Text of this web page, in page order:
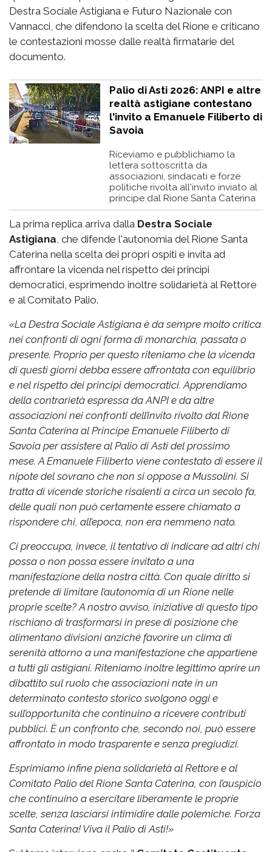
Destra Sociale Astigiana e Futuro Nazionale con
Vannacci, che difendono la scelta del Rione e criticano
le contestazioni mosse dalle realtà firmatarie del
documento.
Palio di Asti 2026: ANPI e altre
realtà astigiane contestano
l'invito a Emanuele Filiberto di
Savoia
Riceviamo e pubblichiamo la
lettera sottoscritta da
associazioni, sindacati e forze
politiche rivolta all'invito inviato al
principe dal Rione Santa Caterina
La prima replica arriva dalla Destra Sociale
Astigiana, che difende l'autonomia del Rione Santa
Caterina nella scelta dei propri ospiti e invita ad
affrontare la vicenda nel rispetto dei principi
democratici, esprimendo inoltre solidarietà al Rettore
e al Comitato Palio.
«La Destra Sociale Astigiana è da sempre molto critica
nei confronti di ogni forma di monarchia, passata o
presente. Proprio per questo riteniamo che la vicenda
di questi giorni debba essere affrontata con equilibrio
e nel rispetto dei principi democratici.Apprendiamo
della contrarietà espressa da ANPI e da altre
associazioni nei confronti dell’invito rivolto dal Rione
Santa Caterina al Principe Emanuele Filiberto di
Savoia per assistere al Palio di Asti del prossimo
mese.A Emanuele Filiberto viene contestato di essere il
nipote del sovrano che non si oppose a Mussolini. Si
tratta di vicende storiche risalenti a circa un secolo fa,
delle quali non può certamente essere chiamato a
rispondere chi, all’epoca, non era nemmeno nato.
Ci preoccupa, invece, il tentativo di indicare ad altri chi
possa o non possa essere invitato a una
manifestazione della nostra città. Con quale diritto si
pretende di limitare l’autonomia di un Rione nelle
proprie scelte?A nostro avviso, iniziative di questo tipo
rischiano di trasformarsi in prese di posizione che
alimentano divisioni anziché favorire un clima di
serenità attorno a una manifestazione che appartiene
a tutti gli astigiani. Riteniamo inoltre legittimo aprire un
dibattito sul ruolo che associazioni nate in un
determinato contesto storico svolgono oggi e
sull’opportunità che continuino a ricevere contributi
pubblici. È un confronto che, secondo noi, può essere
affrontato in modo trasparente e senza pregiudizi.
Esprimiamo infine piena solidarietà al Rettore e al
Comitato Palio del Rione Santa Caterina, con l’auspicio
che continuino a esercitare liberamente le proprie
scelte, senza lasciarsi intimidire dalle polemiche. Forza
Santa Caterina! Viva il Palio di Asti!»